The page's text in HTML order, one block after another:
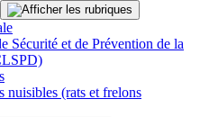
Sécurité et de Prévention de la
nuisibles (rats et frelons